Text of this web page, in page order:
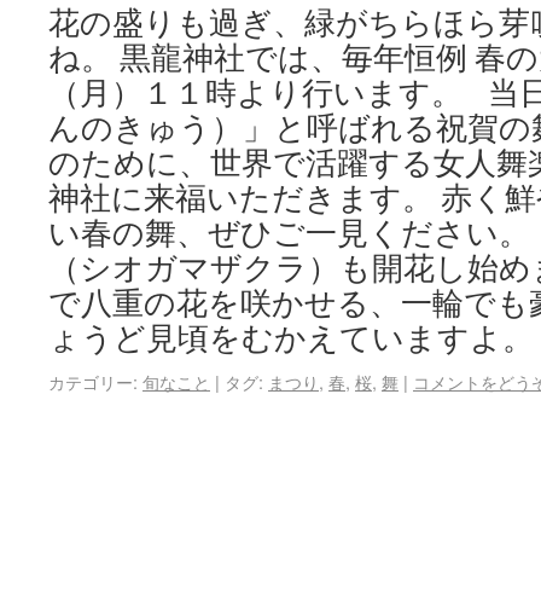
花の盛りも過ぎ、緑がちらほら
ね。 黒龍神社では、毎年恒例 春
（月）１１時より行います。 当
んのきゅう）」と呼ばれる祝賀
のために、世界で活躍する女人舞
神社に来福いただきます。 赤く
い春の舞、ぜひご一見ください
（シオガマザクラ）も開花し始
で八重の花を咲かせる、一輪でも
ょうど見頃をむかえています
カテゴリー: 旬なこと | タグ: まつり, 春, 桜, 舞 | コメントをどう